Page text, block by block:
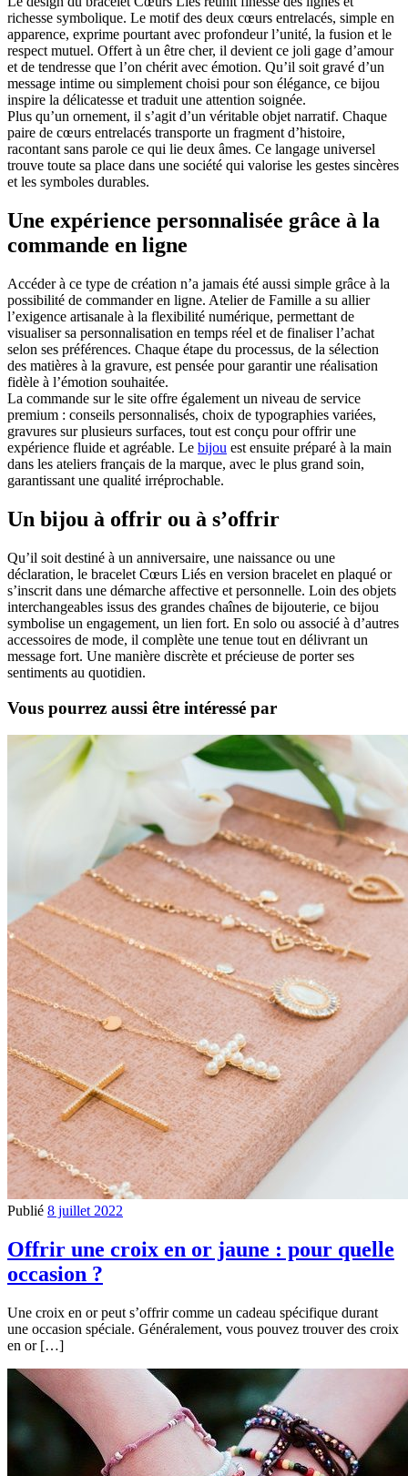
richesse symbolique. Le motif des deux cœurs entrelacés, simple en
apparence, exprime pourtant avec profondeur l’unité, la fusion et le
respect mutuel. Offert à un être cher, il devient ce joli gage d’amour
et de tendresse que l’on chérit avec émotion. Qu’il soit gravé d’un
message intime ou simplement choisi pour son élégance, ce bijou
inspire la délicatesse et traduit une attention soignée.
Plus qu’un ornement, il s’agit d’un véritable objet narratif. Chaque
paire de cœurs entrelacés transporte un fragment d’histoire,
racontant sans parole ce qui lie deux âmes. Ce langage universel
trouve toute sa place dans une société qui valorise les gestes sincères
et les symboles durables.
Une expérience personnalisée grâce à la
commande en ligne
Accéder à ce type de création n’a jamais été aussi simple grâce à la
possibilité de commander en ligne. Atelier de Famille a su allier
l’exigence artisanale à la flexibilité numérique, permettant de
visualiser sa personnalisation en temps réel et de finaliser l’achat
selon ses préférences. Chaque étape du processus, de la sélection
des matières à la gravure, est pensée pour garantir une réalisation
fidèle à l’émotion souhaitée.
La commande sur le site offre également un niveau de service
premium : conseils personnalisés, choix de typographies variées,
gravures sur plusieurs surfaces, tout est conçu pour offrir une
expérience fluide et agréable. Le bijou est ensuite préparé à la main
dans les ateliers français de la marque, avec le plus grand soin,
garantissant une qualité irréprochable.
Un bijou à offrir ou à s’offrir
Qu’il soit destiné à un anniversaire, une naissance ou une
déclaration, le bracelet Cœurs Liés en version bracelet en plaqué or
s’inscrit dans une démarche affective et personnelle. Loin des objets
interchangeables issus des grandes chaînes de bijouterie, ce bijou
symbolise un engagement, un lien fort. En solo ou associé à d’autres
accessoires de mode, il complète une tenue tout en délivrant un
message fort. Une manière discrète et précieuse de porter ses
sentiments au quotidien.
Vous pourrez aussi être intéressé par
Publié 8 juillet 2022
Offrir une croix en or jaune : pour quelle
occasion ?
Une croix en or peut s’offrir comme un cadeau spécifique durant
une occasion spéciale. Généralement, vous pouvez trouver des croix
en or […]